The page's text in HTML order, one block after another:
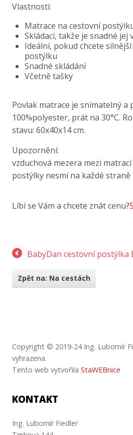
Vlastnosti:
Matrace na cestovní
Skládací, takže je snadné jej
Ideální, pokud chcete
postýlku
Snadné skládání
Včetně tašky
Povlak matrace je snímatelný a
100%polyester, prát na 30°C.
stavu: 60x40x14 cm.
Upozornění:
vzduchová mezera mezi
postýlky nesmí na každé
Líbí se Vám a chcete znát cenu?
BabyDan cestovní postýlka
Zpět na: Na cestách
Copyright © 2019-24 Ing. Lubomír
vyhrazena.
Tento web vytvořila StaWEBnice
KONTAKT
Ing. Lubomír Fiedler